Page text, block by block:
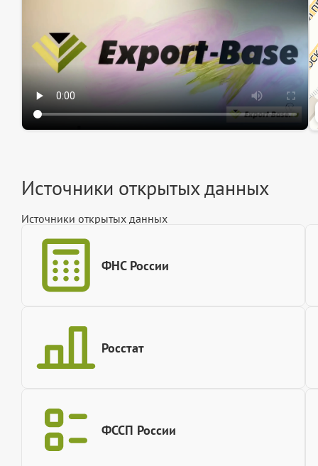
Источники открытых данных
Источники открытых данных
ФНС России
Росстат
ФССП России